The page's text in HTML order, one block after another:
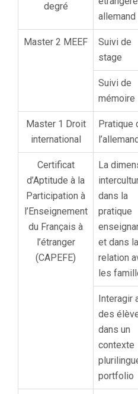
degré
allemand
Master 2 MEEF
Suivi de
stage
Suivi de
mémoire
Master 1 Droit
international
Pratique
Certificat
d’Aptitude à la
Participation à
l’Enseignement
du Français à
l’étranger
(CAPEFE)
La
dans la
pratique
et dans la
relation
les
Interagir
des
dans un
contexte
portfolio